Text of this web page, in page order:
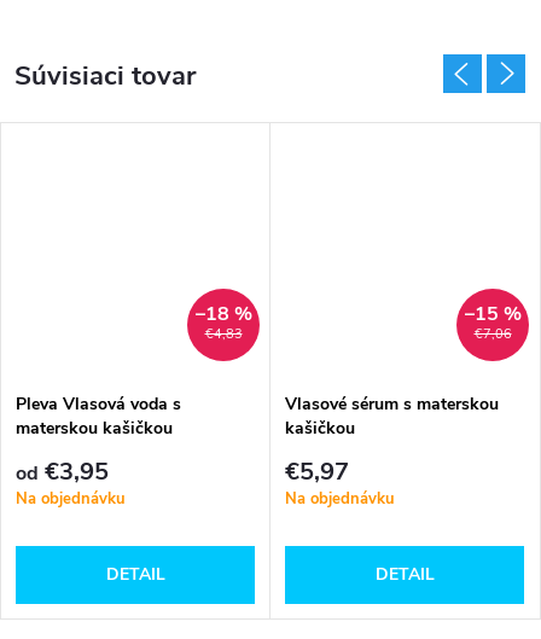
Súvisiaci tovar
€4,83
–18 %
Pleva Vlasová voda s
materskou kašičkou
od €3,95
Na objednávku
DETAIL
€7,06
–15 %
Vlasové sérum s materskou
kašičkou
€5,97
Na objednávku
DETAIL